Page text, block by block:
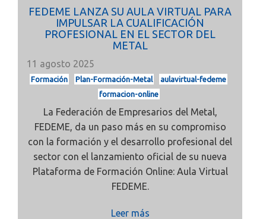
FEDEME LANZA SU AULA VIRTUAL PARA
IMPULSAR LA CUALIFICACIÓN
PROFESIONAL EN EL SECTOR DEL
METAL
11 agosto 2025
Formación Plan-Formación-Metal
aulavirtual-fedeme
formacion-online
La Federación de Empresarios del Metal,
FEDEME, da un paso más en su compromiso
con la formación y el desarrollo profesional del
sector con el lanzamiento oficial de su nueva
Plataforma de Formación Online: Aula Virtual
FEDEME.
Leer más